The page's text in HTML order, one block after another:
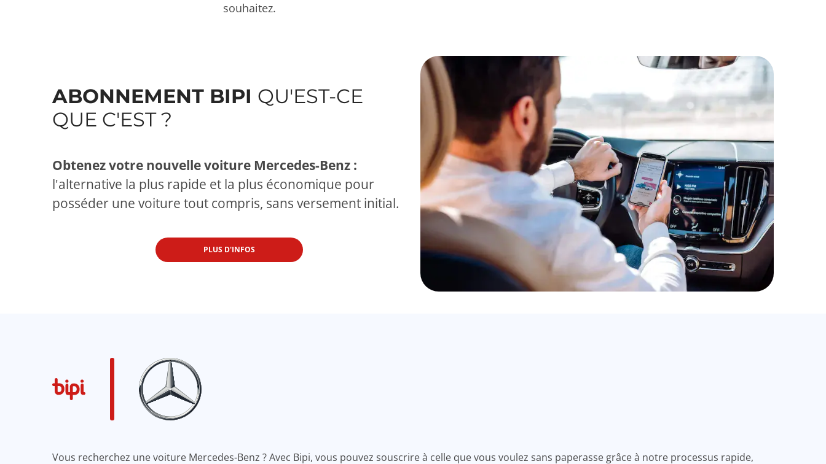
souhaitez.
ABONNEMENT BIPI QU'EST-CE
QUE C'EST ?
Obtenez votre nouvelle voiture Mercedes-Benz :
l'alternative la plus rapide et la plus économique pour
posséder une voiture tout compris, sans versement initial.
PLUS D'INFOS
Vous recherchez une voiture Mercedes-Benz ? Avec Bipi, vous pouvez souscrire à celle que vous voulez sans paperasse grâce à notre processus rapide,